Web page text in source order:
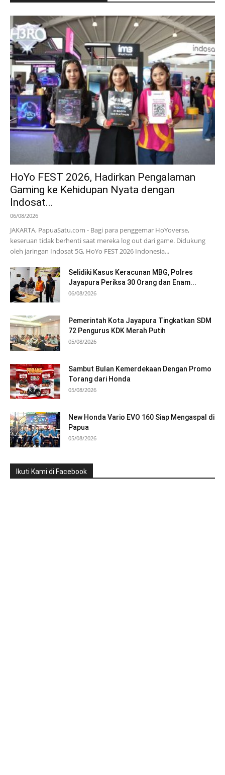
HoYo FEST 2026, Hadirkan Pengalaman
Gaming ke Kehidupan Nyata dengan
Indosat...
06/08/2026
JAKARTA, PapuaSatu.com - Bagi para penggemar HoYoverse,
keseruan tidak berhenti saat mereka log out dari game. Didukung
oleh jaringan Indosat 5G, HoYo FEST 2026 Indonesia...
Selidiki Kasus Keracunan MBG, Polres
Jayapura Periksa 30 Orang dan Enam...
06/08/2026
Pemerintah Kota Jayapura Tingkatkan SDM
72 Pengurus KDK Merah Putih
05/08/2026
Sambut Bulan Kemerdekaan Dengan Promo
Torang dari Honda
05/08/2026
New Honda Vario EVO 160 Siap Mengaspal di
Papua
05/08/2026
Ikuti Kami di Facebook